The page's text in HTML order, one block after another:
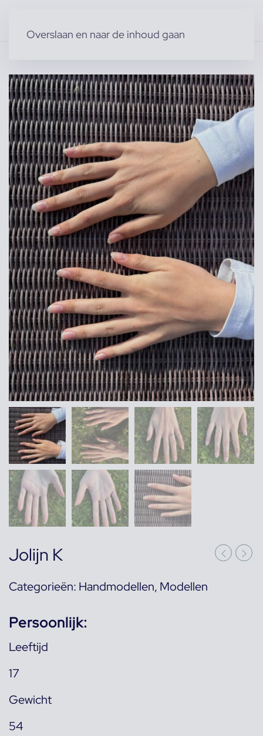
Overslaan en naar de inhoud gaan
Jolijn K
Categorieën: Handmodellen, Modellen
Persoonlijk:
Leeftijd
17
Gewicht
54